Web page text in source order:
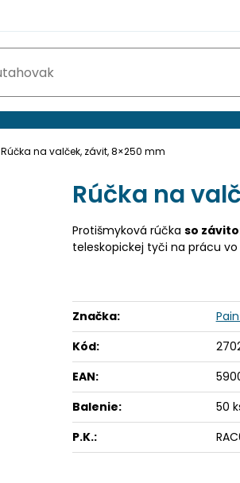
Rúčka na valček, závit, 8×250 mm
Rúčka na
Protišmyková rúčka so
teleskopickej tyči na prácu
Značka:
Kód:
EAN:
Balenie:
50
P.K.: